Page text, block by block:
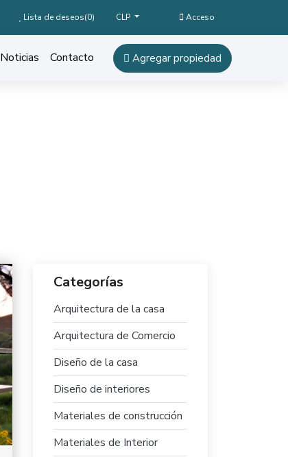
Lista de deseos(0) CLP Acceso
Noticias Contacto Agregar propiedad
Categorías
Arquitectura de la casa
Arquitectura de Comercio
Diseño de la casa
Diseño de interiores
Materiales de construcción
Materiales de Interior